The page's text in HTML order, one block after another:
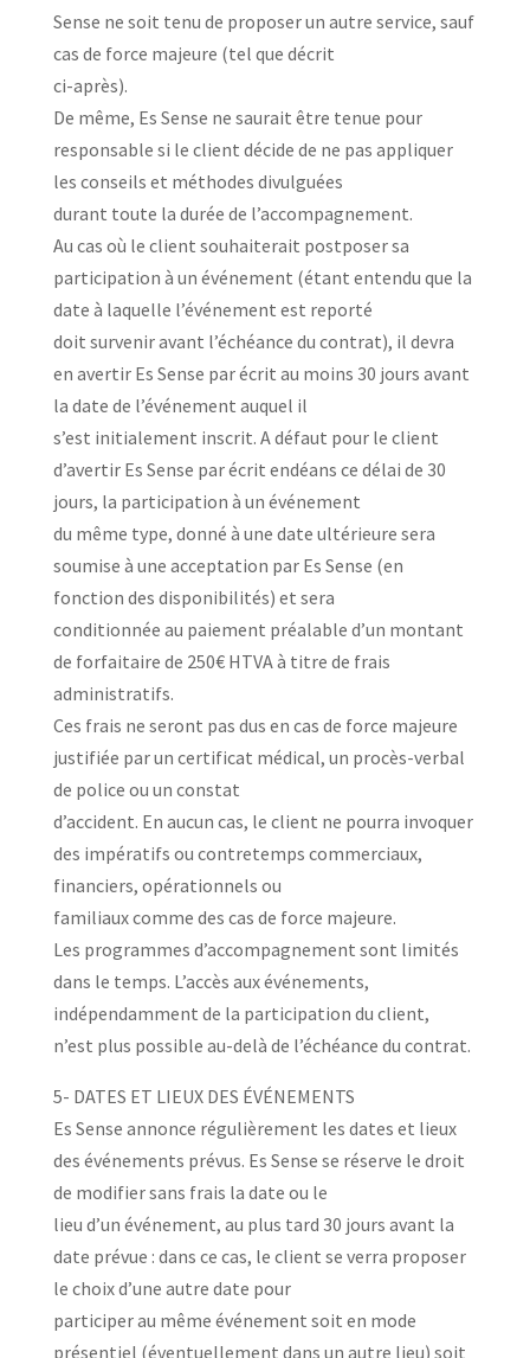
Sense ne soit tenu de proposer un autre service, sauf
cas de force majeure (tel que décrit
ci-après).
De même, Es Sense ne saurait être tenue pour
responsable si le client décide de ne pas appliquer
les conseils et méthodes divulguées
durant toute la durée de l’accompagnement.
Au cas où le client souhaiterait postposer sa
participation à un événement (étant entendu que la
date à laquelle l’événement est reporté
doit survenir avant l’échéance du contrat), il devra
en avertir Es Sense par écrit au moins 30 jours avant
la date de l’événement auquel il
s’est initialement inscrit. A défaut pour le client
d’avertir Es Sense par écrit endéans ce délai de 30
jours, la participation à un événement
du même type, donné à une date ultérieure sera
soumise à une acceptation par Es Sense (en
fonction des disponibilités) et sera
conditionnée au paiement préalable d’un montant
de forfaitaire de 250€ HTVA à titre de frais
administratifs.
Ces frais ne seront pas dus en cas de force majeure
justifiée par un certificat médical, un procès-verbal
de police ou un constat
d’accident. En aucun cas, le client ne pourra invoquer
des impératifs ou contretemps commerciaux,
financiers, opérationnels ou
familiaux comme des cas de force majeure.
Les programmes d’accompagnement sont limités
dans le temps. L’accès aux événements,
indépendamment de la participation du client,
n’est plus possible au-delà de l’échéance du contrat.
5- DATES ET LIEUX DES ÉVÉNEMENTS
Es Sense annonce régulièrement les dates et lieux
des événements prévus. Es Sense se réserve le droit
de modifier sans frais la date ou le
lieu d’un événement, au plus tard 30 jours avant la
date prévue : dans ce cas, le client se verra proposer
le choix d’une autre date pour
participer au même événement soit en mode
présentiel (éventuellement dans un autre lieu) soit